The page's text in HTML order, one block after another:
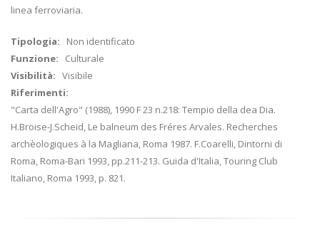
linea ferroviaria.
Tipologia: Non identificato
Funzione: Culturale
Visibilità: Visibile
Riferimenti:
"Carta dell'Agro" (1988), 1990 F 23 n.218: Tempio della dea Dia.
H.Broise-J.Scheid, Le balneum des Fréres Arvales. Recherches
archèologiques à la Magliana, Roma 1987. F.Coarelli, Dintorni di
Roma, Roma-Bari 1993, pp.211-213. Guida d'Italia, Touring Club
Italiano, Roma 1993, p. 821.